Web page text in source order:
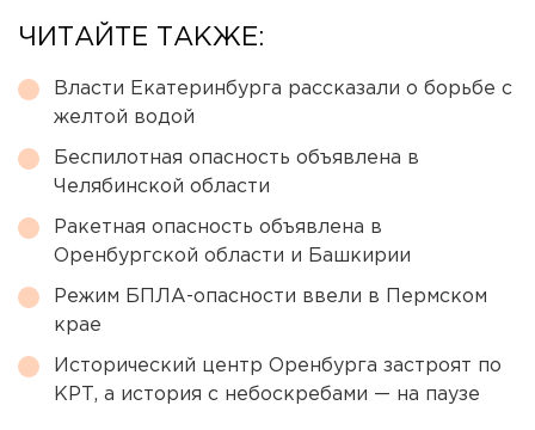
ЧИТАЙТЕ ТАКЖЕ:
Власти Екатеринбурга рассказали о борьбе с
желтой водой
Беспилотная опасность объявлена в
Челябинской области
Ракетная опасность объявлена в
Оренбургской области и Башкирии
Режим БПЛА-опасности ввели в Пермском
крае
Исторический центр Оренбурга застроят по
КРТ, а история с небоскребами — на паузе